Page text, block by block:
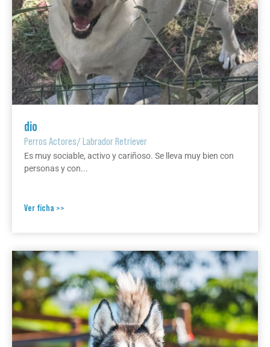
dio
Perros Actores/Labrador Retriever
Es muy sociable, activo y cariñoso. Se lleva muy bien con
personas y con...
Ver ficha >>